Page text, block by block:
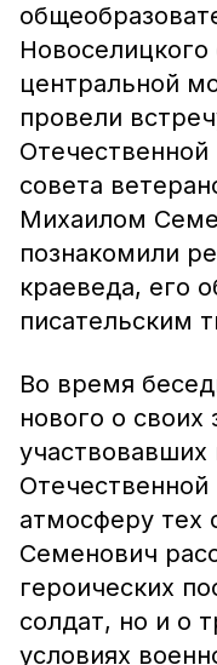
Новоселицкого
центральной
провели
совета
Михаилом
познакомили
краеведа, его
писательским
Во время
нового о своих
участвовавших
Отечественной
атмосферу тех
Семенович
героических
солдат, но и о
условиях